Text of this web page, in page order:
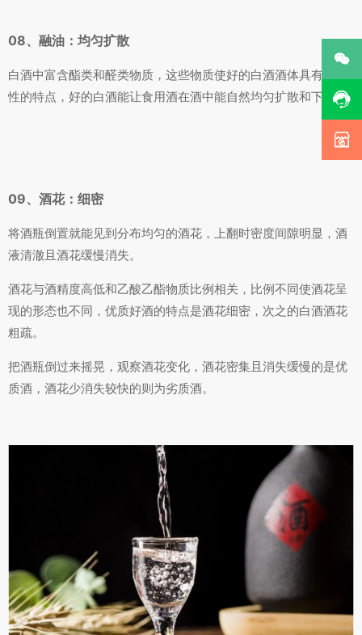
08、融油：均匀扩散
白酒中富含酯类和醛类物质，这些物质使好的白酒酒体具有融油
性的特点，好的白酒能让食用酒在酒中能自然均匀扩散和下沉。
09、酒花：细密
将酒瓶倒置就能见到分布均匀的酒花，上翻时密度间隙明显，酒
液清澈且酒花缓慢消失。
酒花与酒精度高低和乙酸乙酯物质比例相关，比例不同使酒花呈
现的形态也不同，优质好酒的特点是酒花细密，次之的白酒酒花
粗疏。
把酒瓶倒过来摇晃，观察酒花变化，酒花密集且消失缓慢的是优
质酒，酒花少消失较快的则为劣质酒。


